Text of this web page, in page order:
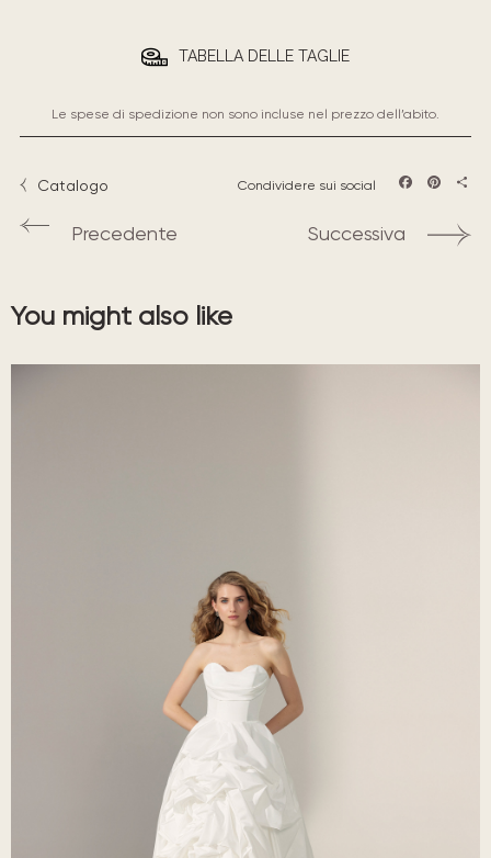
TABELLA DELLE TAGLIE
Le spese di spedizione non sono incluse nel prezzo dell’abito.
Catalogo Condividere sui social
Precedente Successiva
You might also like